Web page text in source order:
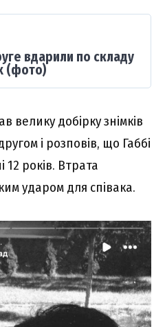
вдарили по складу
(фото)
велику добірку знімків
і розповів, що Габбі
12 років. Втрата
ударом для співака.